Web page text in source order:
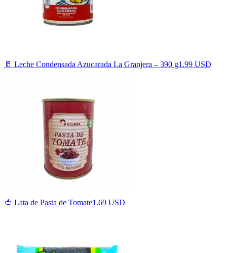
🥛 Leche Condensada Azucarada La Granjera – 390 g1.99 USD
🍅 Lata de Pasta de Tomate1.69 USD